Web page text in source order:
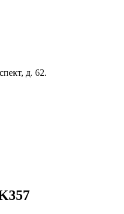
д. 62.